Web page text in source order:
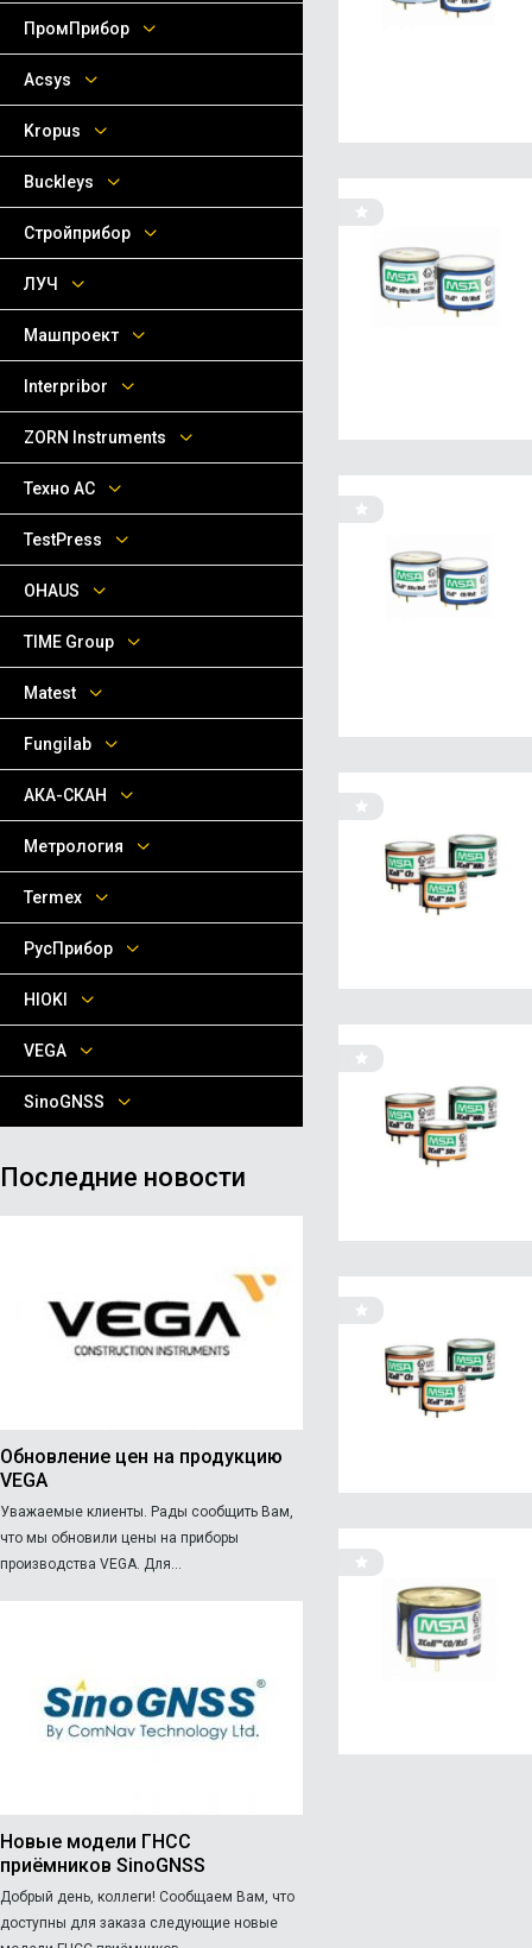
ПромПрибор
Acsys
Kropus
Buckleys
Стройприбор
ЛУЧ
Машпроект
Interpribor
ZORN Instruments
Техно АС
TestPress
OHAUS
TIME Group
Matest
Fungilab
АКА-СКАН
Метрология
Termex
РусПрибор
HIOKI
VEGA
SinoGNSS
Последние новости
Обновление цен на продукцию
VEGA
Уважаемые клиенты. Рады сообщить Вам,
что мы обновили цены на приборы
производства VEGA. Для...
Новые модели ГНСС
приёмников SinoGNSS
Добрый день, коллеги! Сообщаем Вам, что
доступны для заказа следующие новые